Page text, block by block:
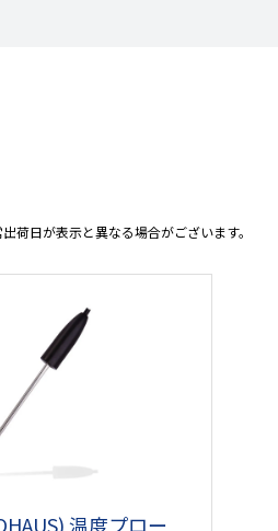
荷日が表示と異なる場合がございます。
温度プロー